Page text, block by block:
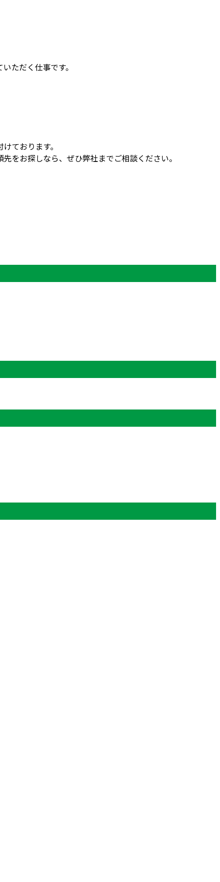
ただく仕事です。
ております。
をお探しなら、ぜひ弊社までご相談ください。